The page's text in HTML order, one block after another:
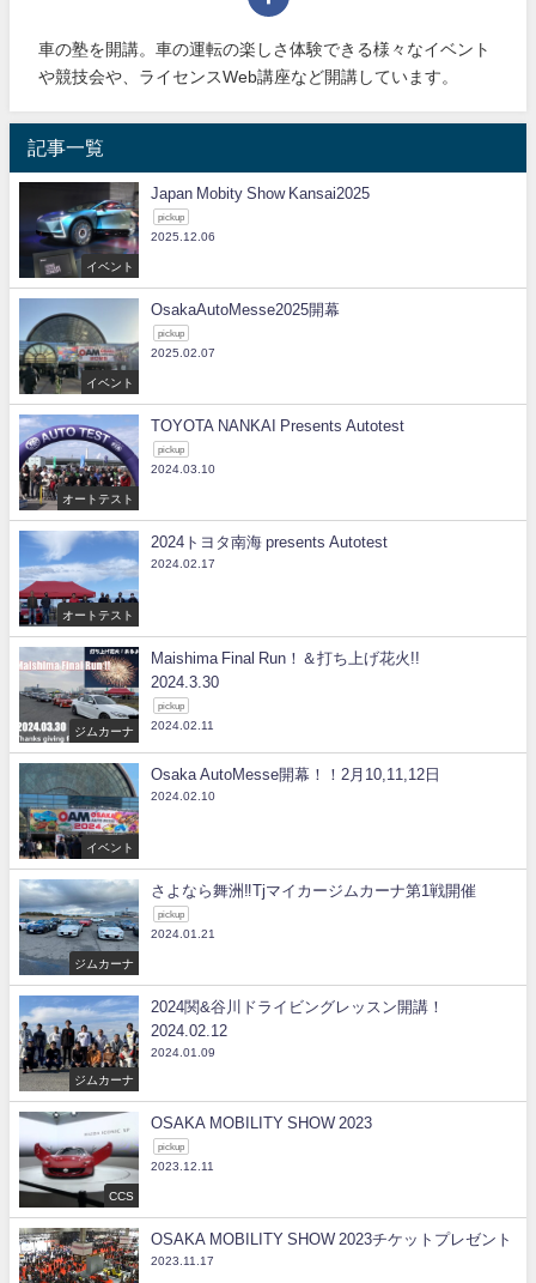
車の塾を開講。車の運転の楽しさ体験できる様々なイベント
や競技会や、ライセンスWeb講座など開講しています。
記事一覧
イベント
Japan Mobity Show Kansai2025
pickup
2025.12.06
イベント
OsakaAutoMesse2025開幕
pickup
2025.02.07
オートテスト
TOYOTA NANKAI Presents Autotest
pickup
2024.03.10
オートテスト
2024トヨタ南海 presents Autotest
2024.02.17
ジムカーナ
Maishima Final Run！＆打ち上げ花火!!
2024.3.30
pickup
2024.02.11
イベント
Osaka AutoMesse開幕！！2月10,11,12日
2024.02.10
ジムカーナ
さよなら舞洲‼Tjマイカージムカーナ第1戦開催
pickup
2024.01.21
ジムカーナ
2024関&谷川ドライビングレッスン開講！
2024.02.12
2024.01.09
CCS
OSAKA MOBILITY SHOW 2023
pickup
2023.12.11
OSAKA MOBILITY SHOW 2023チケットプレゼント
2023.11.17